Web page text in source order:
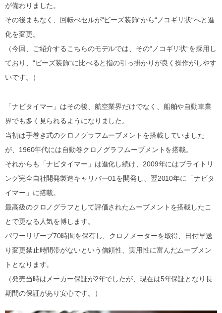
が備わりました。
その後まもなく、回転べセルが“ビーズ装飾“から“ノコギリ状“へと進
化を変更。
（今回、ご紹介するこちらのモデルでは、その“ノコギリ状“を採用し
ており、“ビーズ装飾“に比べると指の引っ掛かりが良く操作がしやす
いです。）
「ナビタイマー」はその後、航空業界だけでなく、船舶や自動車業
界でも多く見られるようになりました。
当初は手巻き式のクロノグラフムーブメントを搭載していました
が、1960年代には自動巻クロノグラフムーブメントを搭載。
それからも「ナビタイマー」は進化し続け、2009年にはブライトリ
ング完全自社開発製造キャリバー01を開発し、翌2010年に「ナビタ
イマー」に搭載。
最高級のクロノグラフとして評価されたムーブメントを搭載したこ
とで更なる人気を博します。
パワーリザーブ70時間を保有し、クロノメーターを取得、日付早送
り変更禁止時間帯がないという信頼性、実用性に富んだムーブメン
トとなります。
（発売当時はメーカー保証が2年でしたが、現在は5年保証となり長
期間の保証があり安心です。）